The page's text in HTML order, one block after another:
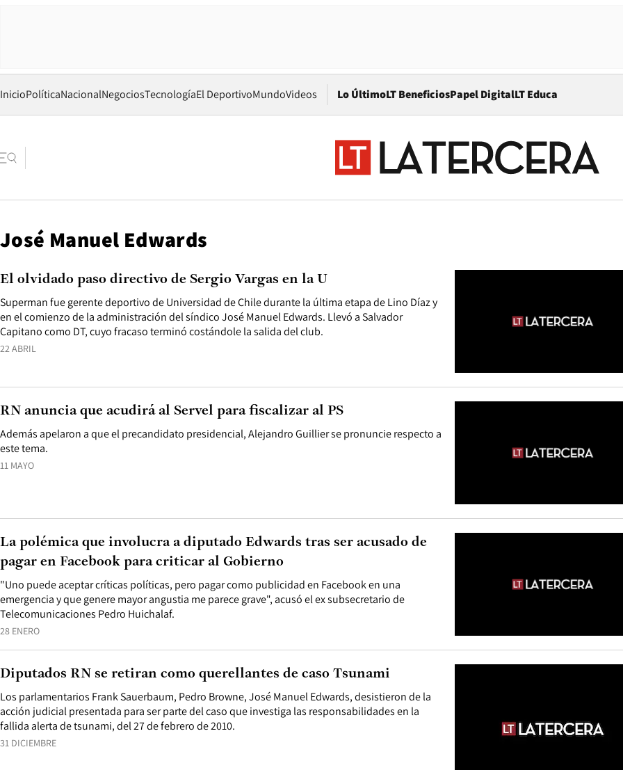
InicioPolíticaNacionalNegociosTecnologíaEl DeportivoMundoVideos Lo ÚltimoLT BeneficiosPapel DigitalOpens in new window
LT Educa
José Manuel Edwards
22 ABRIL
Superman fue gerente deportivo de Universidad de Chile durante la última etapa de Lino Díaz y
en el comienzo de la administración del síndico José Manuel Edwards. Llevó a Salvador
Capitano como DT, cuyo fracaso terminó costándole la salida del club.
El olvidado paso directivo de Sergio Vargas en la U
11 MAYO
Además apelaron a que el precandidato presidencial, Alejandro Guillier se pronuncie respecto a
este tema.
RN anuncia que acudirá al Servel para fiscalizar al PS
28 ENERO
"Uno puede aceptar críticas políticas, pero pagar como publicidad en Facebook en una
emergencia y que genere mayor angustia me parece grave", acusó el ex subsecretario de
Telecomunicaciones Pedro Huichalaf.
La polémica que involucra a diputado Edwards tras ser acusado de
pagar en Facebook para criticar al Gobierno
31 DICIEMBRE
Los parlamentarios Frank Sauerbaum, Pedro Browne, José Manuel Edwards, desistieron de la
acción judicial presentada para ser parte del caso que investiga las responsabilidades en la
fallida alerta de tsunami, del 27 de febrero de 2010.
Diputados RN se retiran como querellantes de caso Tsunami